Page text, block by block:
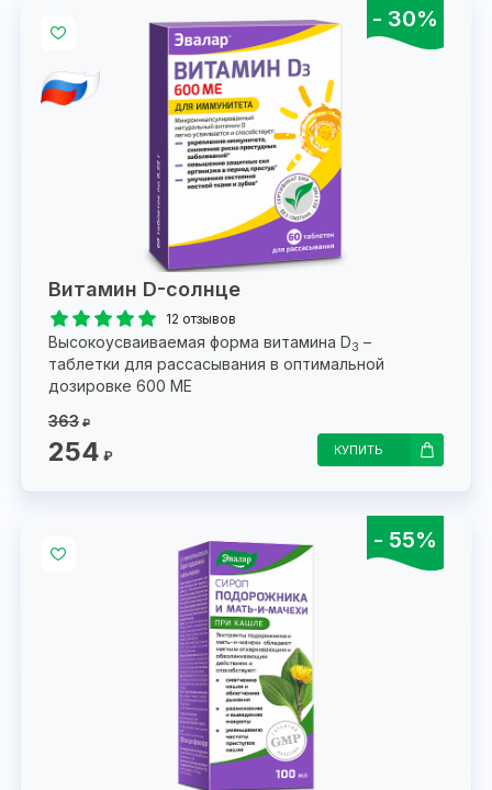
- 30%
Витамин D-солнце
12 отзывов
Высокоусваиваемая форма витамина D3 –
таблетки для рассасывания в оптимальной
дозировке 600 МЕ
363 ₽
254 ₽ КУПИТЬ
- 55%